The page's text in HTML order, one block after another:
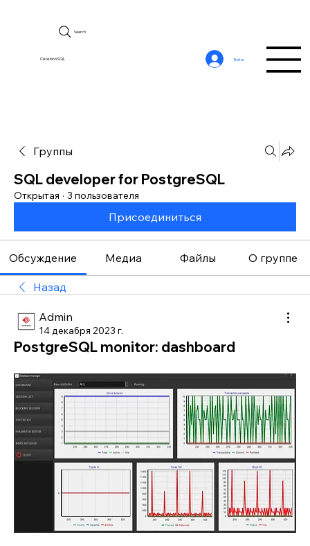
CerebroSQL
Search
Войти
Группы
SQL developer for PostgreSQL
Открытая · 3 пользователя
Присоединиться
Обсуждение Медиа Файлы О группе
Назад
Admin
14 декабря 2023 г.
PostgreSQL monitor: dashboard